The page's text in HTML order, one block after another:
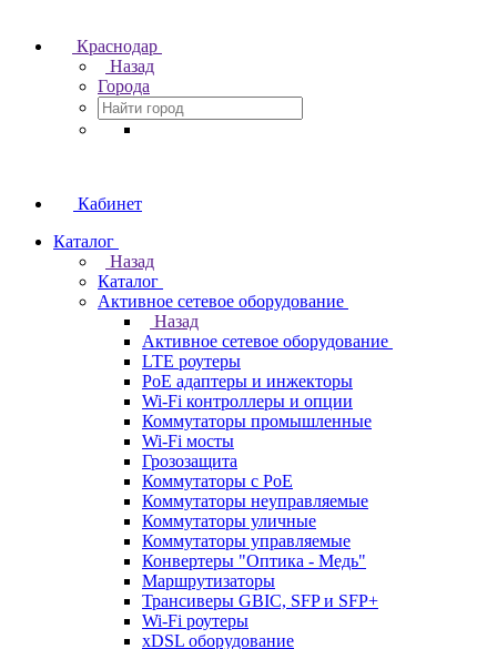
Краснодар
Назад
Города
Кабинет
Каталог
Назад
Каталог
Активное сетевое оборудование
Назад
Активное сетевое оборудование
LTE роутеры
PoE адаптеры и инжекторы
Wi-Fi контроллеры и опции
Коммутаторы промышленные
Wi-Fi мосты
Грозозащита
Коммутаторы c PoE
Коммутаторы неуправляемые
Коммутаторы уличные
Коммутаторы управляемые
Конвертеры "Оптика - Медь"
Маршрутизаторы
Трансиверы GBIC, SFP и SFP+
Wi-Fi роутеры
xDSL оборудование